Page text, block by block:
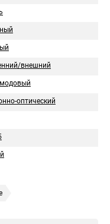
внешний
оптический